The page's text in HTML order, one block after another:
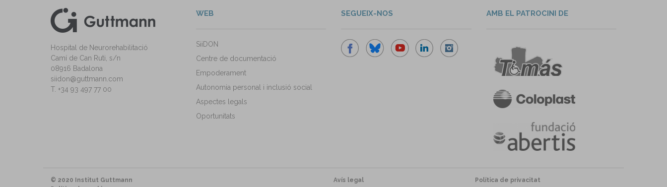
Hospital de Neurorehabilitació
Camí de Can Ruti, s/n
08916 Badalona
siidon@guttmann.com
T. +34 93 497 77 00
WEB
SiiDON
Centre de documentació
Empoderament
Autonomia personal i inclusió social
Aspectes legals
Oportunitats
SEGUEIX-NOS AMB EL PATROCINI DE
© 2020 Institut Guttmann Avís legal
Política de privacitat